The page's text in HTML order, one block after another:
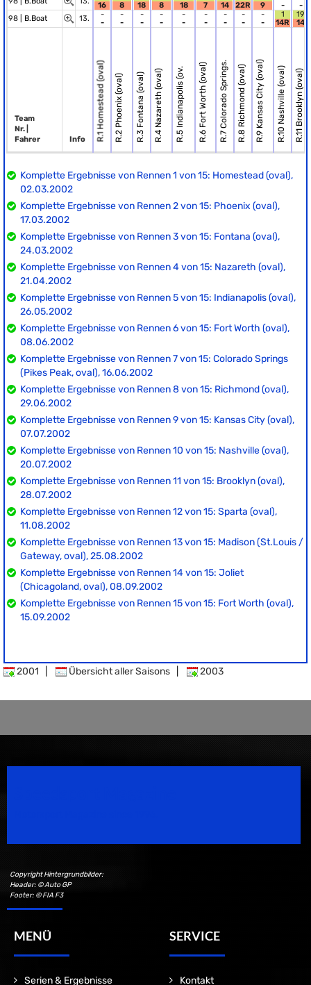
16
8
18
8
18
7
14
22R
9
-
-
98 | B.Boat 13.
-
-
-
-
-
-
-
-
-
-
-
-
-
-
-
-
-
-
1
14R
19
14
Team
Nr. |
Fahrer
Info R.1 Homestead (oval)R.2 Phoenix (oval)R.3 Fontana (oval)R.4 Nazareth (oval)R.5 Indianapolis (ov.R.6 Fort Worth (oval)R.7 Colorado Springs.R.8 Richmond (oval)R.9 Kansas City (oval)R.10 Nashville (oval)R.11 Brooklyn (oval)
Komplette Ergebnisse von Rennen 1 von 15: Homestead (oval),
02.03.2002
Komplette Ergebnisse von Rennen 2 von 15: Phoenix (oval),
17.03.2002
Komplette Ergebnisse von Rennen 3 von 15: Fontana (oval),
24.03.2002
Komplette Ergebnisse von Rennen 4 von 15: Nazareth (oval),
21.04.2002
Komplette Ergebnisse von Rennen 5 von 15: Indianapolis (oval),
26.05.2002
Komplette Ergebnisse von Rennen 6 von 15: Fort Worth (oval),
08.06.2002
Komplette Ergebnisse von Rennen 7 von 15: Colorado Springs
(Pikes Peak, oval), 16.06.2002
Komplette Ergebnisse von Rennen 8 von 15: Richmond (oval),
29.06.2002
Komplette Ergebnisse von Rennen 9 von 15: Kansas City (oval),
07.07.2002
Komplette Ergebnisse von Rennen 10 von 15: Nashville (oval),
20.07.2002
Komplette Ergebnisse von Rennen 11 von 15: Brooklyn (oval),
28.07.2002
Komplette Ergebnisse von Rennen 12 von 15: Sparta (oval),
11.08.2002
Komplette Ergebnisse von Rennen 13 von 15: Madison (St.Louis /
Gateway, oval), 25.08.2002
Komplette Ergebnisse von Rennen 14 von 15: Joliet
(Chicagoland, oval), 08.09.2002
Komplette Ergebnisse von Rennen 15 von 15: Fort Worth (oval),
15.09.2002
2001 Übersicht aller Saisons 2003
Copyright Hintergrundbilder:
Header: © Auto GP
Footer: © FIA F3
MENÜ
Serien & Ergebnisse
SERVICE
Kontakt